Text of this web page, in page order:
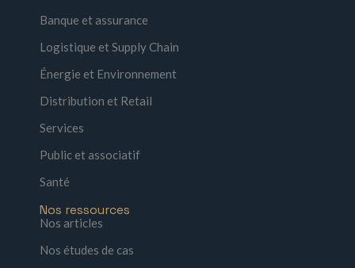
Banque et assurance
Logistique et Supply Chain
Énergie et Environnement
Distribution et Retail
Services
Public et associatif
Santé
Nos ressources
Nos articles
Nos études de cas